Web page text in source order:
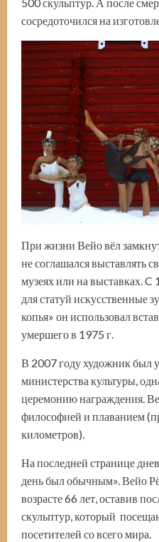
сосредоточился на
При жизни Вейо вёл
не соглашался выставлять
музеях или на выставках. C
для статуй искусственные
копья» он использовал
умершего в 1975 г.
В 2007 году художник был
министерства культуры,
церемонию награждения.
философией и плаванием
километров).
На последней странице
день был обычным». Вейо
возрасте 66 лет, оставив
скульптур, который
посетителей со всего мира.